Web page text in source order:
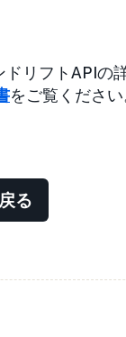
リフトAPIの
をご覧ください
る